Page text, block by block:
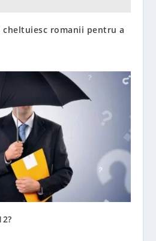
cheltuiesc romanii pentru a